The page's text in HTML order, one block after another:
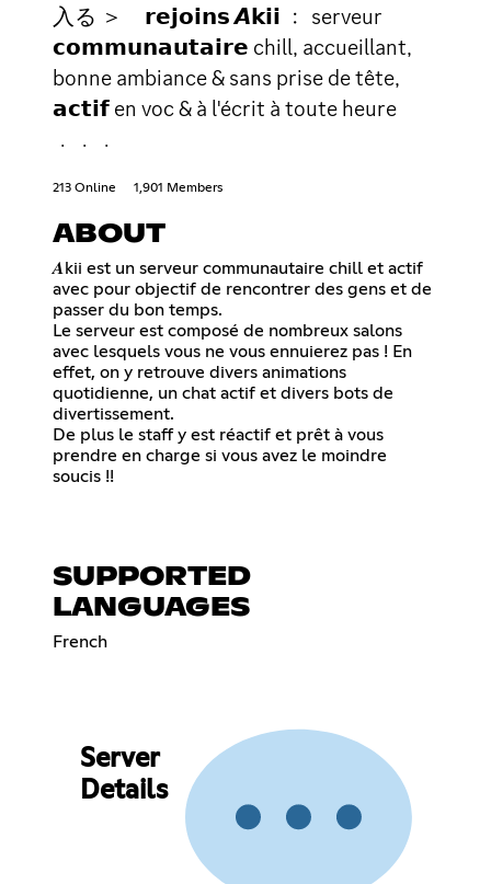
入る ＞ 𝗿𝗲𝗷𝗼𝗶𝗻𝘀 𝘼𝗸𝗶𝗶 ﹕ serveur
𝗰𝗼𝗺𝗺𝘂𝗻𝗮𝘂𝘁𝗮𝗶𝗿𝗲 chill, accueillant,
bonne ambiance & sans prise de tête,
𝗮𝗰𝘁𝗶𝗳 en voc & à l'écrit à toute heure
﹒﹒﹒
213 Online 1,901 Members
ABOUT
𝑨kii est un serveur communautaire chill et actif
avec pour objectif de rencontrer des gens et de
passer du bon temps.
Le serveur est composé de nombreux salons
avec lesquels vous ne vous ennuierez pas ! En
effet, on y retrouve divers animations
quotidienne, un chat actif et divers bots de
divertissement.
De plus le staff y est réactif et prêt à vous
prendre en charge si vous avez le moindre
soucis !!
SUPPORTED
LANGUAGES
French
Server
Details